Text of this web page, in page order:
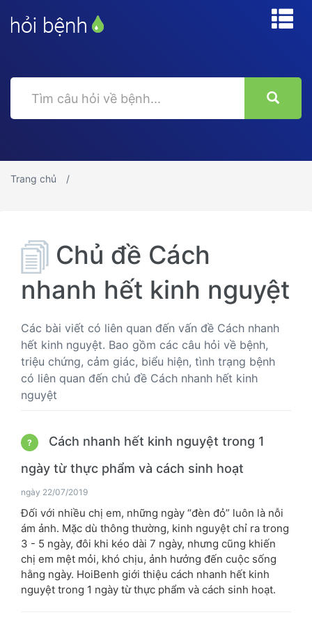
Trang chủ
Chủ đề Cách
nhanh hết kinh nguyệt
Các bài viết có liên quan đến vấn đề Cách nhanh
hết kinh nguyệt. Bao gồm các câu hỏi về bệnh,
triệu chứng, cảm giác, biểu hiện, tình trạng bệnh
có liên quan đến chủ đề Cách nhanh hết kinh
nguyệt
?
Cách nhanh hết kinh nguyệt trong 1
ngày từ thực phẩm và cách sinh hoạt
ngày 22/07/2019
Đối với nhiều chị em, những ngày “đèn đỏ” luôn là nỗi
ám ảnh. Mặc dù thông thường, kinh nguyệt chỉ ra trong
3 - 5 ngày, đôi khi kéo dài 7 ngày, nhưng cũng khiến
chị em mệt mỏi, khó chịu, ảnh hưởng đến cuộc sống
hằng ngày. HoiBenh giới thiệu cách nhanh hết kinh
nguyệt trong 1 ngày từ thực phẩm và cách sinh hoạt.